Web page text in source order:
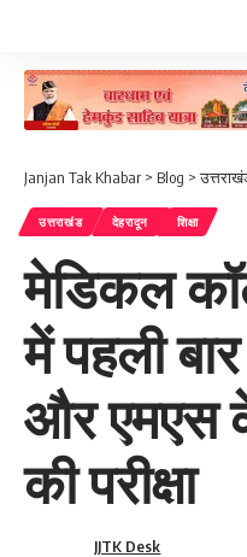
Janjan Tak Khabar > Blog >
उत्तराखंड देहरादून शिक्षा
मेडिकल
में पहली
और एमएस
की परीक्षा
JJTK Desk